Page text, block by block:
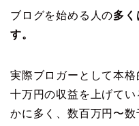
ブログを始める人の多く
す。
実際ブロガーとして本
十万円の収益を上げて
かに多く、数百万円〜